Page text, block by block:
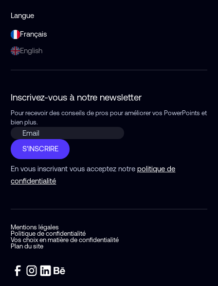
Langue
Français
English
Inscrivez-vous à notre newsletter
Pour recevoir des conseils de pros pour améliorer vos PowerPointset
bien plus.
S'INSCRIRE
En vous inscrivant vous acceptez notrepolitique de
confidentialité
Mentions légales
Politique de confidentialité
Vos choix en matière de confidentialité
Plan du site